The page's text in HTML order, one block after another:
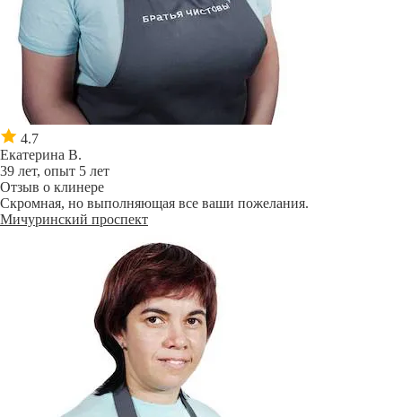
4.7
Екатерина В.
39 лет, опыт 5 лет
Отзыв о клинере
Скромная, но выполняющая все ваши пожелания.
Мичуринский проспект